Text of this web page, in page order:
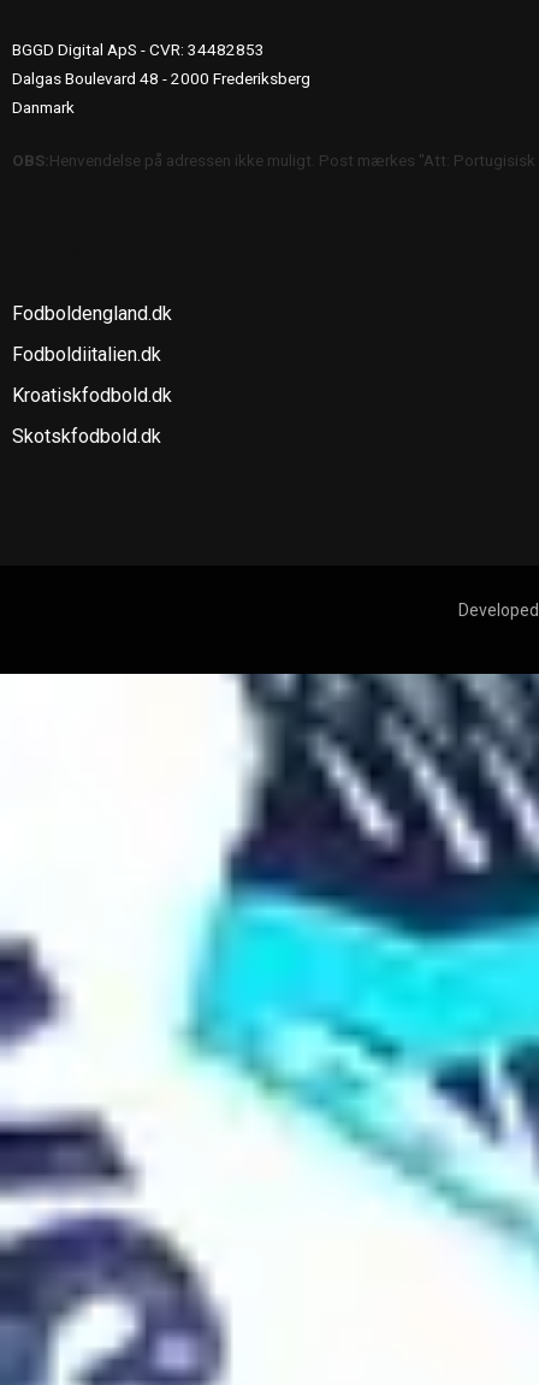
BGGD Digital ApS - CVR: 34482853
Dalgas Boulevard 48 - 2000 Frederiksberg
Danmark
OBS:Henvendelse på adressen ikke muligt. Post mærkes "Att:
Fodboldengland.dk
Fodboldiitalien.dk
Kroatiskfodbold.dk
Skotskfodbold.dk